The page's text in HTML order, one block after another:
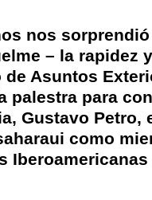
nos
– la rapidez
Asuntos
palestra para
Gustavo Petro,
como